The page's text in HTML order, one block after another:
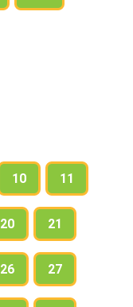
10 11
20 21
26 27